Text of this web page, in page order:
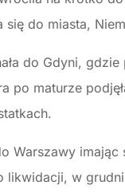
się do miasta,
do Gdyni,
po maturze
Warszawy
w